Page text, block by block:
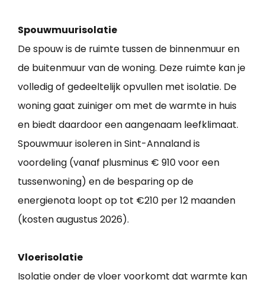
Spouwmuurisolatie
De spouw is de ruimte tussen de binnenmuur en
de buitenmuur van de woning. Deze ruimte kan je
volledig of gedeeltelijk opvullen met isolatie. De
woning gaat zuiniger om met de warmte in huis
en biedt daardoor een aangenaam leefklimaat.
Spouwmuur isoleren in Sint-Annaland is
voordeling (vanaf plusminus € 910 voor een
tussenwoning) en de besparing op de
energienota loopt op tot €210 per 12 maanden
(kosten augustus 2026).
Vloerisolatie
Isolatie onder de vloer voorkomt dat warmte kan